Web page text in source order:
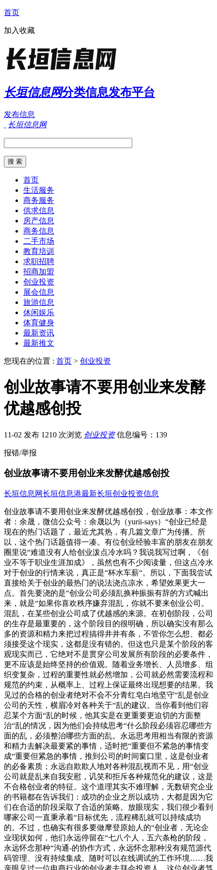
首页
加入收藏
长垣信息网分类信息发布平台
发布信息
长垣信息网
首页
生活服务
商务服务
供求信息
房产信息
商务信息
二手市场
教育培训
求职招聘
招商加盟
创业投资
展会信息
旅游信息
休闲娱乐
体育健身
最新资讯
最新推文
您现在的位置 : 首页 > 创业投资
创业故事请不要用创业来发酵
优越感创投
11-02 发布 1210 次浏览 创业投资 信息编号：139
报错/举报
创业故事请不要用创业来发酵优越感创投
长垣信息网长垣信息港最新长垣创业投资信息
创业故事请不要用创业来发酵优越感创投，创业故事：本文作
者：余晟，微信公众号：余晟以为（yurii-says）“创业已经是
现在的热门话题了，最近尤其热，有几篇文章广为传播。所
以，这个热门话题值得一凑。有位创业经验丰富的朋友在朋友
圈里说“难道没有人给创业泼点冷水吗？我说我写过啊，《创
业不等于职业生涯加成》，虽然也有不少阅读量，但这点冷水
对于创业的行情来说，真正是“杯水车薪“。所以，下面我尝试
直接给关于创业的最热门的说法浇点凉水，希望效果更大一
点。首先要浇的是“创业公司必须乱换种振振有辞的方式喊出
来，就是“如果你喜欢秩序嫌弃混乱，你就不要来创业公司。
混乱，在某些创业公司成了优越感的来源。在初创阶段，公司
的生存是最重要的，这个阶段目的很明确，所以确实没有那么
多的资源和精力来把过程搞得井井有条，不管你怎么想、都必
须接受这个现实，这都是没有错的。但这也只是某个阶段的客
观现实而已，它绝对不是贯穿公司发展所有阶段的必要条件，
更不应该是始终坚持的价值观。随着业务增长、人员增多、组
织变复杂，过程的重要性就必然增加，公司就必然需要流程和
规范的约束，从概率上、过程上保证最终出现想要的结果。我
见过的合格的创业者绝对不会不分青红皂白地坚守“乱是创业
公司的天性，横眉冷对各种关于“乱的建议。当你看到他们容
忍某个方面“乱的时候，他其实是在更重要更迫切的方面整
治“乱的情况，因为他们会持续思考“什么阶段必须容忍哪些方
面的乱，必须整治哪些方面的乱。永远思考用相当有限的资源
和精力去解决最要紧的事情，适时把“重要但不紧急的事情变
成“重要但紧急的事情，推到公司的时间窗口里，这是创业者
的必备素质；永远自欺欺人地对各种混乱视而不见，用“创业
公司就是乱来自我安慰，讥笑和拒斥各种规范化的建议，这是
不合格创业者的特征。这个道理其实不难理解，无数研究企业
的书籍都在告诉我们：成功的企业之所以成功，大都是因为它
们在合适的阶段采取了合适的策略。放眼现实，我们很少看到
哪家公司一直秉承着“目标优先，流程稀乱就可以持续成功
的。不过，也确实有很多要做摩登原始人的“创业者，无论企
业现状如何，他们永远停留在“七八个人，五六条枪的阶段，
永远怀念那种“沟通-的协作方式，永远怀念那种没有规范源代
码管理、没有持续集成、随时可以在线调试的工作环境……我